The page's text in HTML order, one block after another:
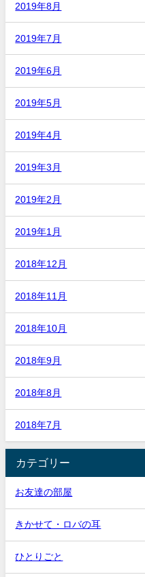
2019年8月
2019年7月
2019年6月
2019年5月
2019年4月
2019年3月
2019年2月
2019年1月
2018年12月
2018年11月
2018年10月
2018年9月
2018年8月
2018年7月
カテゴリー
お友達の部屋
きかせて・ロバの耳
ひとりごと